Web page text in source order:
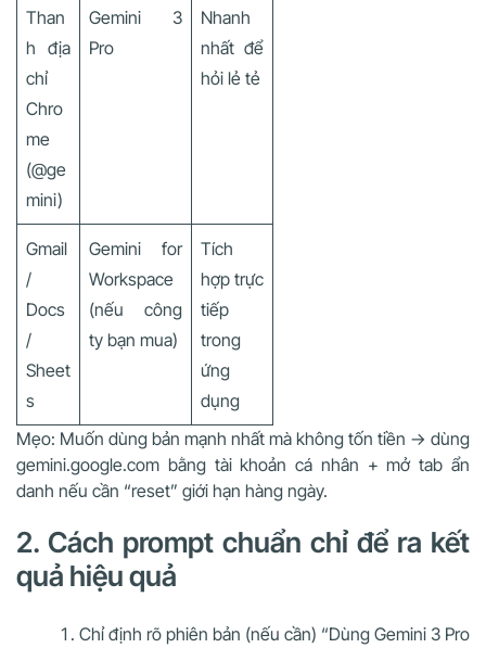
Than
h địa
chỉ
Chro
me
(@ge
mini)
Gemini 3
Pro
Nhanh
nhất để
hỏi lẻ tẻ
Gmail
/
Docs
/
Sheet
s
Gemini for
Workspace
(nếu công
ty bạn mua)
Tích
hợp trực
tiếp
trong
ứng
dụng
Mẹo: Muốn dùng bản mạnh nhất mà không tốn tiền → dùng
gemini.google.com bằng tài khoản cá nhân + mở tab ẩn
danh nếu cần “reset” giới hạn hàng ngày.
2. Cách prompt chuẩn chỉ để ra kết
quả hiệu quả
Chỉ định rõ phiên bản (nếu cần) “Dùng Gemini 3 Pro